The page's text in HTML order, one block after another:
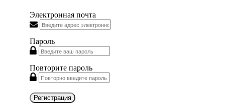
Электронная почта
Пароль
Повторите пароль
Регистрация